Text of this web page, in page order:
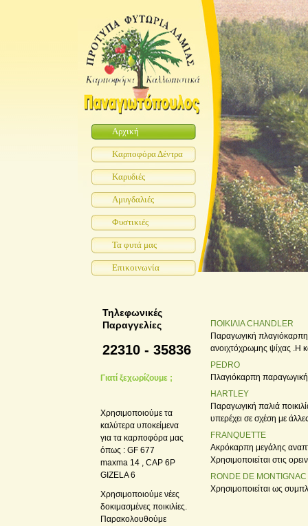
Αρχική
Καρποφόρα Δέντρα
Καρυδιές
Αμυγδαλιές
Φυστικιές
Τα φυτά μας
Επικοινωνία
Τηλεφωνικές
Παραγγελίες
22310 - 35836
Γιατί ξεχωρίζουμε ;
Χρησιμοποιούμε τα
καλύτερα υποκείμενα
για τα καρποφόρα μας
όπως : GF 677
maxma 14 , CAP 6P
GIZELA 6
Χρησιμοποιούμε νέες
δοκιμασμένες ποικιλίες.
Παρακολουθούμε
ΠΟΙΚΙΛΙΑ CHANDLER
Παραγωγική πλαγιόκαρπη
ανοιχτόχρωμης ψίχας .Η
PEDRO
Πλαγιόκαρπη παραγωγική
HARTLEY
Παραγωγική παλιά
υπερέχει σε σχέση με
FRANQUETTE
Ακρόκαρπη μεγάλης
Χρησιμοποιείται στις
RONDE DE MONTIGNAC
Χρησιμοποιείται ως